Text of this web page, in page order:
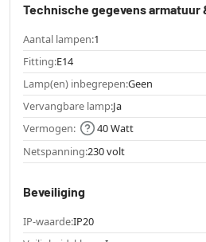
Technische gegevens armatuur
Aantal lampen:1
Fitting:E14
Lamp(en) inbegrepen:Geen
Vervangbare lamp:Ja
Vermogen:
40 Watt
Netspanning:230 volt
Beveiliging
IP-waarde:IP20